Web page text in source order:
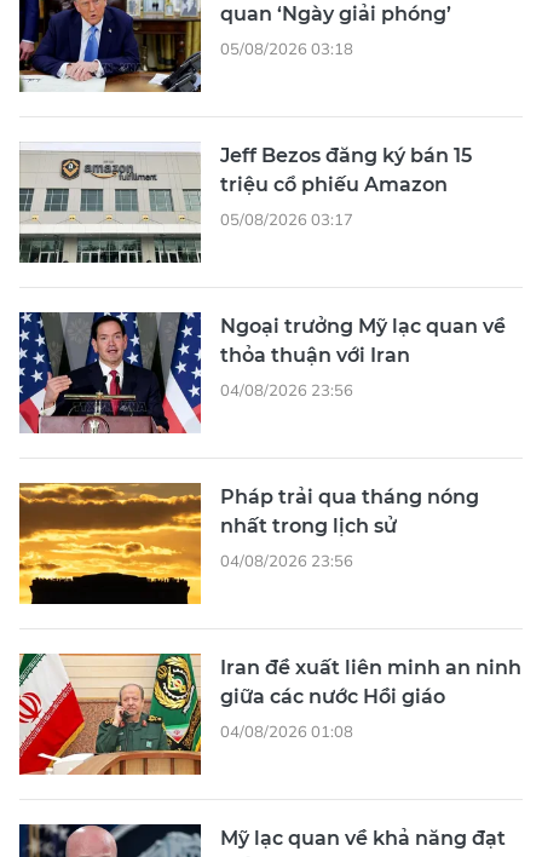
quan ‘Ngày giải phóng’
05/08/2026 03:18
Jeff Bezos đăng ký bán 15
triệu cổ phiếu Amazon
05/08/2026 03:17
Ngoại trưởng Mỹ lạc quan về
thỏa thuận với Iran
04/08/2026 23:56
Pháp trải qua tháng nóng
nhất trong lịch sử
04/08/2026 23:56
Iran đề xuất liên minh an ninh
giữa các nước Hồi giáo
04/08/2026 01:08
Mỹ lạc quan về khả năng đạt